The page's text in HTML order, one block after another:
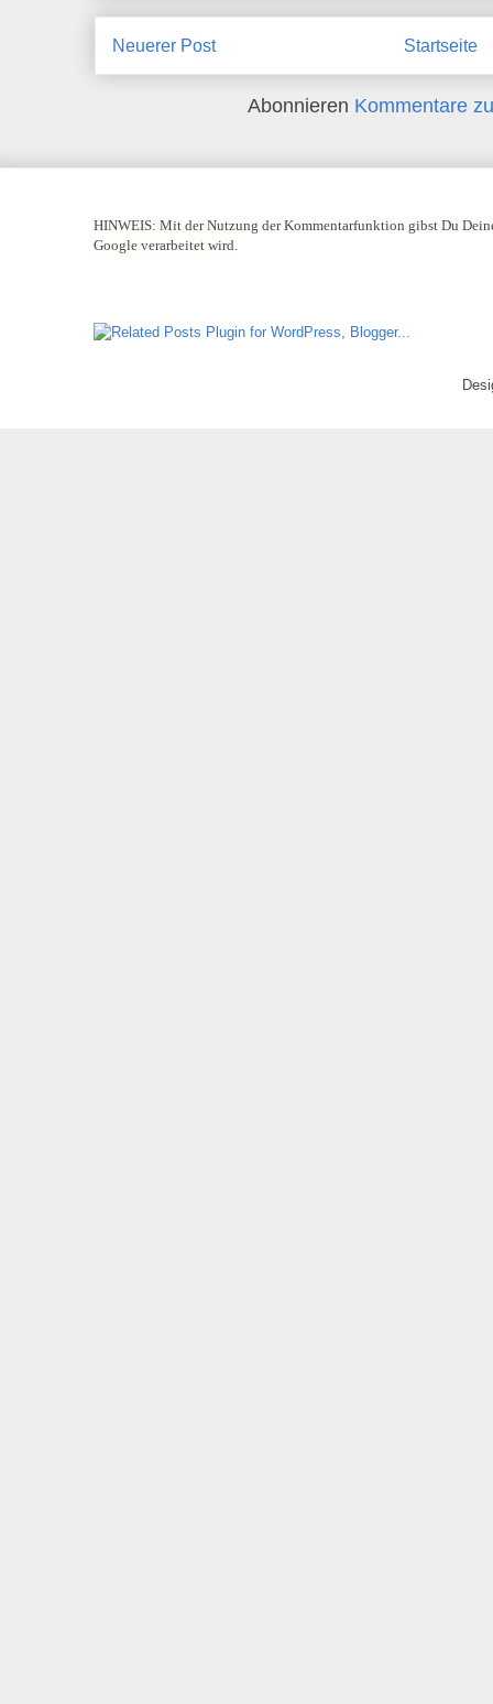
Neuerer Post Startseite
Abonnieren Kommentare
HINWEIS: Mit der Nutzung der Kommentarfunktion gibst Du
Google verarbeitet wird.